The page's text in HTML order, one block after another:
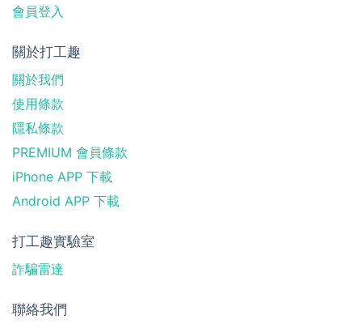
會員登入
關於打工趣
關於我們
使用條款
隱私條款
PREMIUM 會員條款
iPhone APP 下載
Android APP 下載
打工趣實驗室
詐騙雷達
聯絡我們